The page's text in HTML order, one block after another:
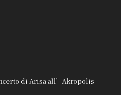
di Arisa all’Akropolis